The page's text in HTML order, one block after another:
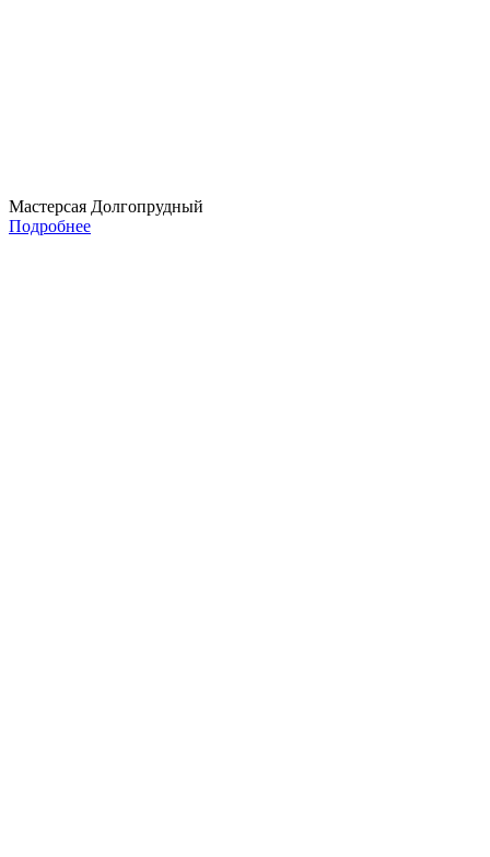
Мастерсая Долгопрудный
Подробнее